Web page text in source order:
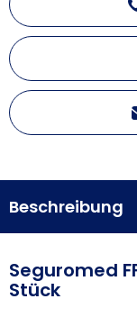
Beschreibung
Seguromed
Stück